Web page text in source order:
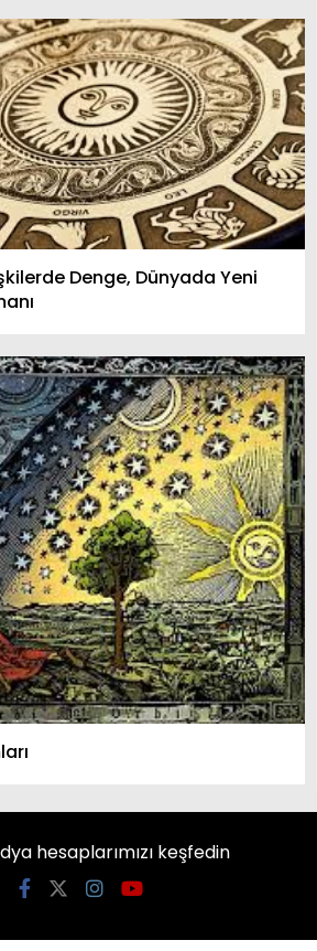
Denge, Dünyada Yeni
hesaplarımızı keşfedin